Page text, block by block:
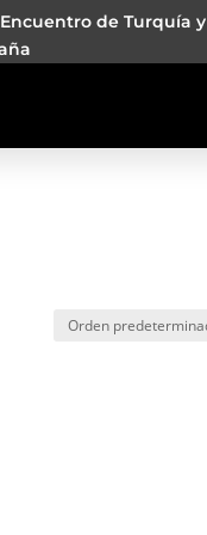
de Turquía y